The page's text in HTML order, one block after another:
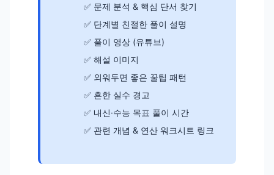
문제 분석 & 핵심 단서 찾기
단계별 친절한 풀이 설명
풀이 영상 (유튜브)
해설 이미지
외워두면 좋은 꿀팁 패턴
흔한 실수 경고
내신·수능 목표 풀이 시간
관련 개념 & 연산 워크시트 링크